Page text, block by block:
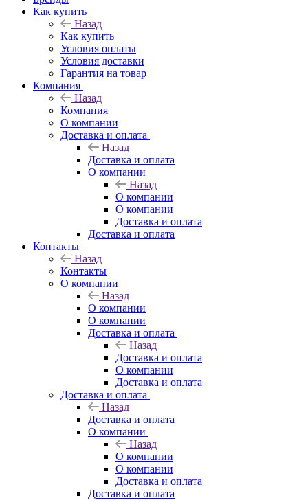
Как купить
Назад
Как купить
Условия оплаты
Условия доставки
Гарантия на товар
Компания
Назад
Компания
О компании
Доставка и оплата
Назад
Доставка и оплата
О компании
Назад
О компании
О компании
Доставка и оплата
Доставка и оплата
Контакты
Назад
Контакты
О компании
Назад
О компании
О компании
Доставка и оплата
Назад
Доставка и оплата
О компании
Доставка и оплата
Доставка и оплата
Назад
Доставка и оплата
О компании
Назад
О компании
О компании
Доставка и оплата
Доставка и оплата